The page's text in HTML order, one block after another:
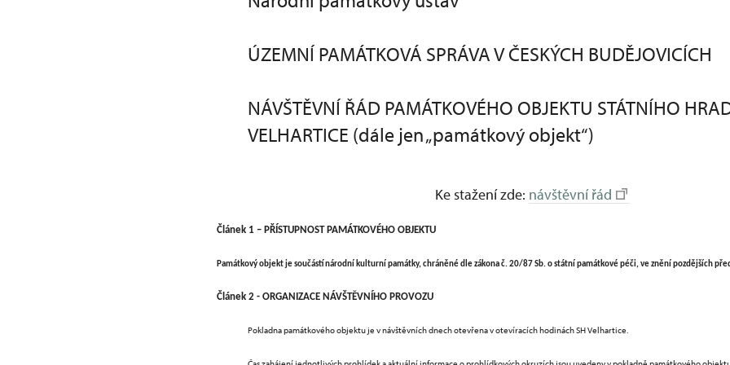
ÚZEMNÍ PAMÁTKOVÁ SPRÁVA V ČESKÝCH BUDĚJOVICÍCH
NÁVŠTĚVNÍ ŘÁD PAMÁTKOVÉHO OBJEKTU STÁTNÍHO
VELHARTICE (dále jen „památkový objekt“)
Ke stažení zde: návštěvní řád
Článek 1 – PŘÍSTUPNOST PAMÁTKOVÉHO OBJEKTU
Památkový objekt je součástí národní kulturní památky, chráněné dle zákona č. 20/87 Sb. o státní památkové péči, ve znění pozdějších
Článek 2 - ORGANIZACE NÁVŠTĚVNÍHO PROVOZU
Pokladna památkového objektu je v návštěvních dnech otevřenav otevíracích hodinách SH Velhartice.